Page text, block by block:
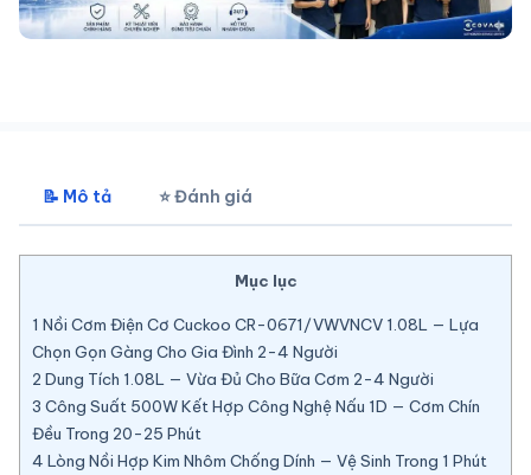
📝 Mô tả ⭐ Đánh giá
Mục lục
1 Nồi Cơm Điện Cơ Cuckoo CR-0671/VWVNCV 1.08L — Lựa
Chọn Gọn Gàng Cho Gia Đình 2-4 Người
2 Dung Tích 1.08L — Vừa Đủ Cho Bữa Cơm 2-4 Người
3 Công Suất 500W Kết Hợp Công Nghệ Nấu 1D — Cơm Chín
Đều Trong 20-25 Phút
4 Lòng Nồi Hợp Kim Nhôm Chống Dính — Vệ Sinh Trong 1 Phút